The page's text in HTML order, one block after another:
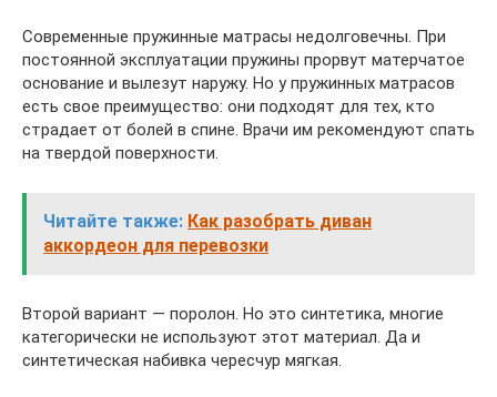
Современные пружинные матрасы недолговечны. При
постоянной эксплуатации пружины прорвут матерчатое
основание и вылезут наружу. Но у пружинных матрасов
есть свое преимущество: они подходят для тех, кто
страдает от болей в спине. Врачи им рекомендуют спать
на твердой поверхности.
Читайте также: Как разобрать диван
аккордеон для перевозки
Второй вариант — поролон. Но это синтетика, многие
категорически не используют этот материал. Да и
синтетическая набивка чересчур мягкая.